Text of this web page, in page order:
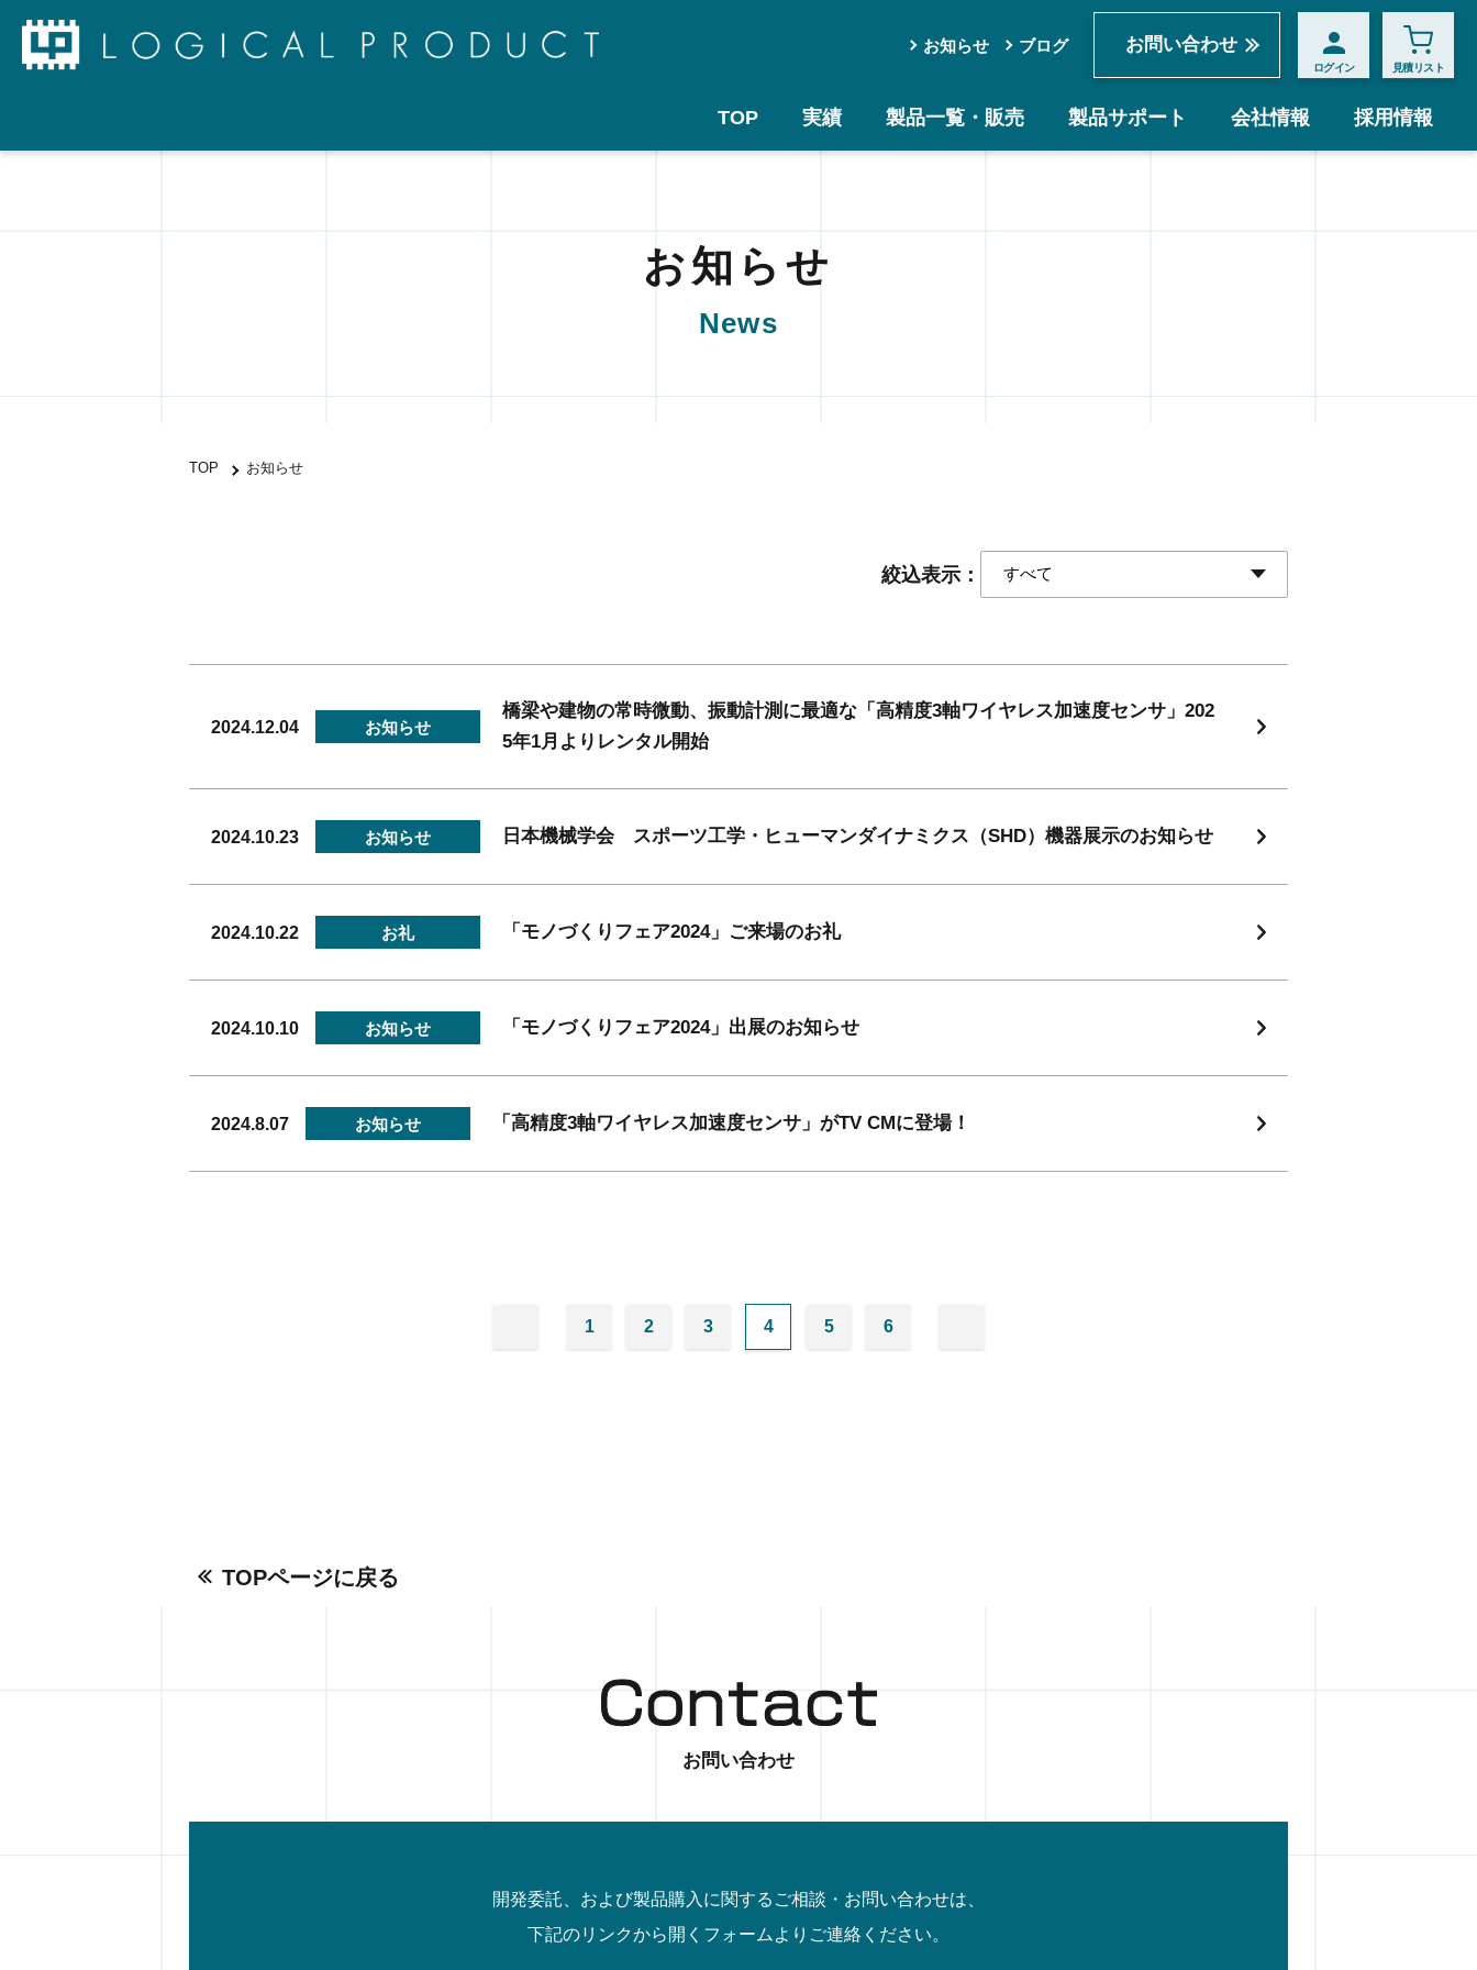
お知らせ ブログ お問い合わせ
ログイン 見積リスト
TOP 実績 製品一覧・販売 製品サポート 会社情報 採用情報
お知らせ
News
TOP お知らせ
絞込表示：
2024.12.04 お知らせ
橋梁や建物の常時微動、振動計測に最適な「高精度3軸ワイヤレス加速度センサ」202
5年1月よりレンタル開始
2024.10.23 お知らせ 日本機械学会 スポーツ工学・ヒューマンダイナミクス（SHD）機器展示のお知らせ
2024.10.22 お礼 「モノづくりフェア2024」ご来場のお礼
2024.10.10 お知らせ 「モノづくりフェア2024」出展のお知らせ
2024.8.07 お知らせ 「高精度3軸ワイヤレス加速度センサ」がTV CMに登場！
1 2 3 4 5 6
TOPページに戻る
お問い合わせ
開発委託、および製品購入に関するご相談・お問い合わせは、
下記のリンクから開くフォームよりご連絡ください。